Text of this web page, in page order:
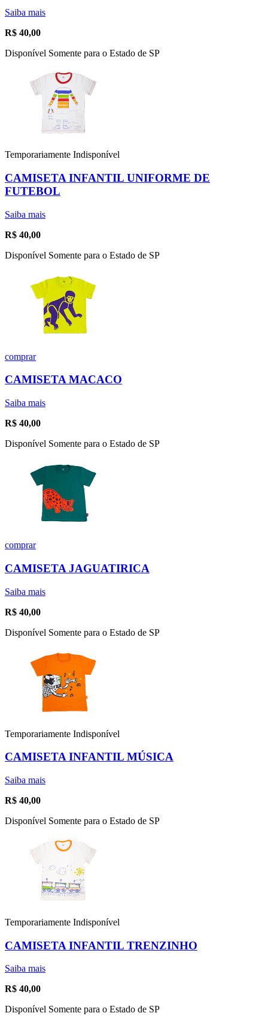
Saiba mais
R$ 40,00
Disponível Somente para o Estado de SP
Temporariamente Indisponível
CAMISETA INFANTIL UNIFORME DE
FUTEBOL
Saiba mais
R$ 40,00
Disponível Somente para o Estado de SP
comprar
CAMISETA MACACO
Saiba mais
R$ 40,00
Disponível Somente para o Estado de SP
comprar
CAMISETA JAGUATIRICA
Saiba mais
R$ 40,00
Disponível Somente para o Estado de SP
Temporariamente Indisponível
CAMISETA INFANTIL MÚSICA
Saiba mais
R$ 40,00
Disponível Somente para o Estado de SP
Temporariamente Indisponível
CAMISETA INFANTIL TRENZINHO
Saiba mais
R$ 40,00
Disponível Somente para o Estado de SP